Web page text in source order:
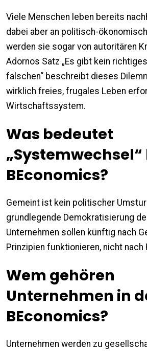
Viele Menschen leben bereits
dabei aber an politisch-
werden sie sogar von autoritären
Adornos Satz „Es gibt kein
falschen“ beschreibt dieses
wirklich freies, frugales Leben
Wirtschaftssystem.
Was bedeutet
„Systemwechsel“
BEconomics?
Gemeint ist kein politischer
grundlegende Demokratisierung
Unternehmen sollen künftig nach
Prinzipien funktionieren, nicht nach
Wem gehören
Unternehmen in
BEconomics?
Unternehmen werden zu